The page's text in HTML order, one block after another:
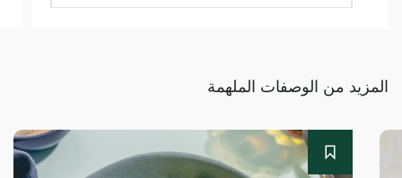
المزيد من الوصفات الملهمة